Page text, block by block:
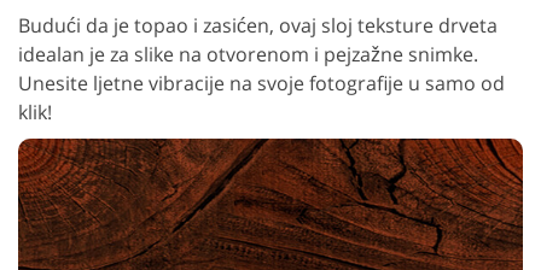
Budući da je topao i zasićen, ovaj sloj teksture drveta
idealan je za slike na otvorenom i pejzažne snimke.
Unesite ljetne vibracije na svoje fotografije u samo od
klik!